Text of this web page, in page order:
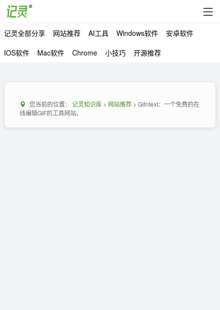
记灵全部分享 网站推荐 AI工具 Windows软件
安卓软件
IOS软件
Mac软件 Chrome 小技巧 开源推荐
您当前的位置： 记灵知识库> 网站推荐> Gifntext：一个免费的在
线编辑GIF的工具网站。